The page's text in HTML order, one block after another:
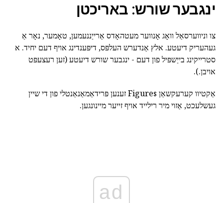
ינגבער שורש: באריכטן
צו וניווערסאַל וואָג אָנווער מעטהאָדס אַרייַננעמען, טאָמער, נאָר אַ
געהעריק דיעטע. אלץ אַנדערש העלפּס, דיפּענדינג אויף דעם יחיד. א
סטרייקינג בייַשפּיל פון דעם - ינגבער שורש דיעטע (זען רעצעפּט
אויבן.).
אַקטיוו קערעקשאַן Figures זענען פּרידאַמאַנאַנטלי פון די שיין
געשלעכט, אַזוי מיר רילייד אויף זייער מיינונגען.
ad